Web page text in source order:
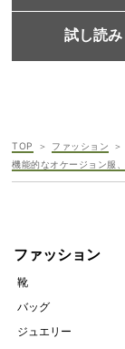
試し読み
TOP
ファッション
機能的なオケージョン服
ファッション
靴
バッグ
ジュエリー